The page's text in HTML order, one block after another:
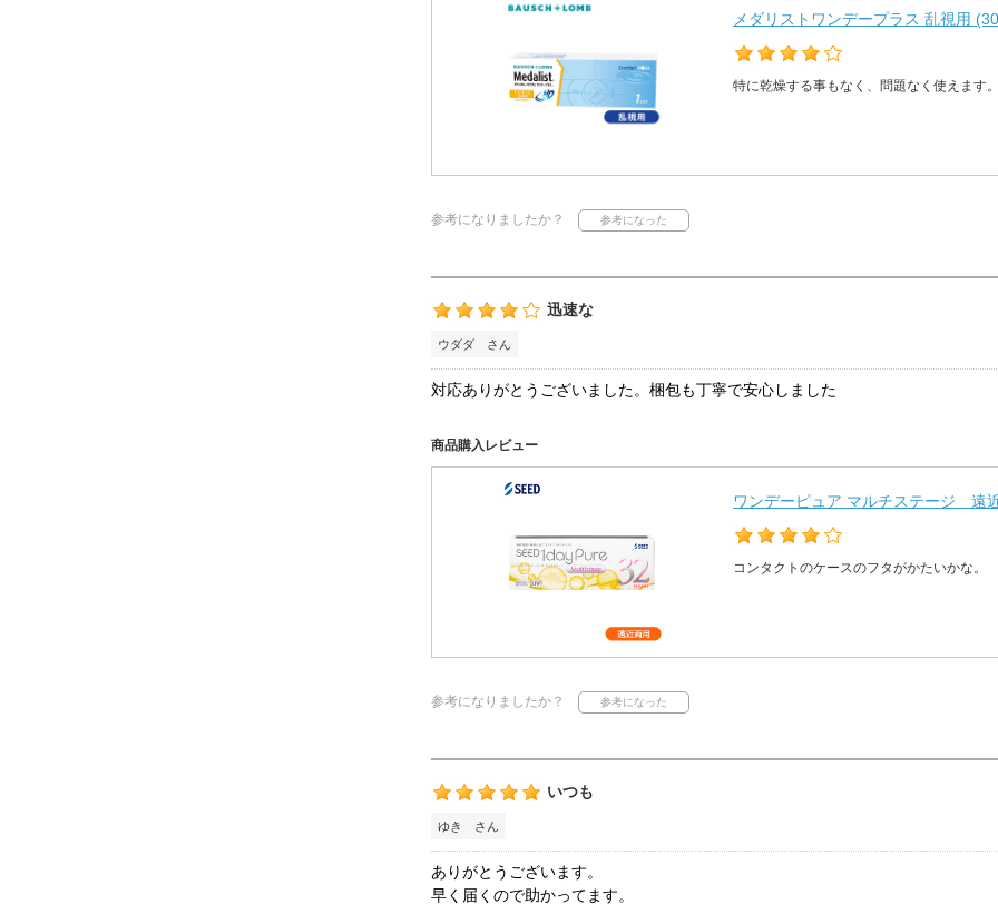
メダリストワンデープラス 乱視用
特に乾燥する事もなく、問題なく使えます
参考になりましたか？
迅速な
ウダダ さん
対応ありがとうございました。梱包も丁寧で安心しました
商品購入レビュー
ワンデーピュア マルチステージ 遠
コンタクトのケースのフタがかたいかな。
参考になりましたか？
いつも
ゆき さん
ありがとうございます。
早く届くので助かってます。